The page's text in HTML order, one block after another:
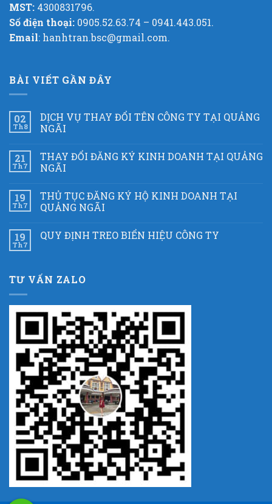
MST: 4300831796.
Số điện thoại: 0905.52.63.74 – 0941.443.051.
Email: hanhtran.bsc@gmail.com.
BÀI VIẾT GẦN ĐÂY
02
Th8
DỊCH VỤ THAY ĐỔI TÊN CÔNG TY TẠI QUẢNG
NGÃI
21
Th7
THAY ĐỔI ĐĂNG KÝ KINH DOANH TẠI QUẢNG
NGÃI
19
Th7
THỦ TỤC ĐĂNG KÝ HỘ KINH DOANH TẠI
QUẢNG NGÃI
19
Th7
QUY ĐỊNH TREO BIỂN HIỆU CÔNG TY
TƯ VẤN ZALO